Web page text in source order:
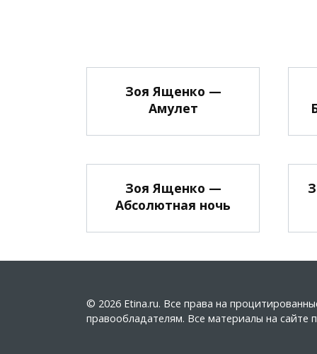
Зоя Ященко —
Амулет
Зоя Ященко —
Абсолютная ночь
© 2026 Etina.ru. Все права на
правообладателям. Все материалы на сайте